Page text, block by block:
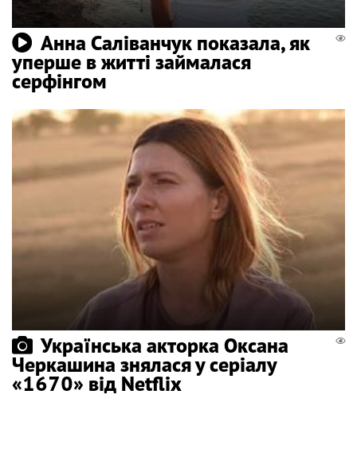
Анна Саліванчук показала, як
уперше в житті займалася
серфінгом
Українська акторка Оксана
Черкашина знялася у серіалу
«1670» від Netflix